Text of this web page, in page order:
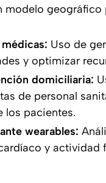
geográfico
Uso de
y optimizar
domiciliaria:
de personal
los pacientes.
wearables:
y actividad